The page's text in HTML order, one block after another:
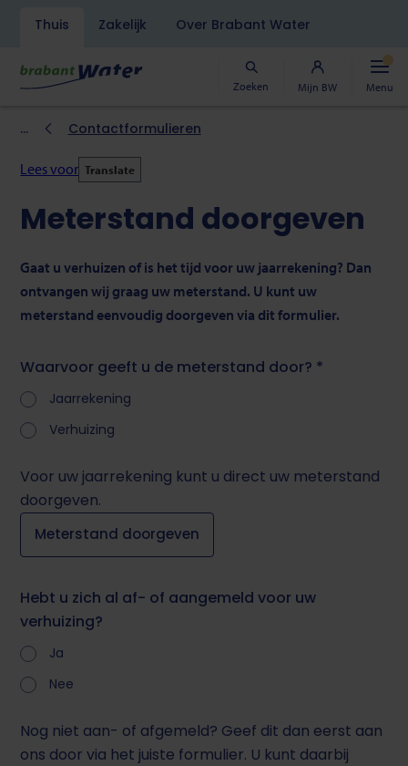
Overslaan
naar
de
gaan
Thuis Zakelijk Over Brabant Water
Zoeken Mijn BW Menu
Kruimelpad
Contactformulieren
Lees voor Translate
Meterstand doorgeven
Gaat u verhuizen of is het tijd voor uw jaarrekening? Dan
ontvangen wij graag uw meterstand. U kunt uw
meterstand eenvoudig doorgeven via dit formulier.
Waarvoor geeft u de meterstand door? *
Jaarrekening
Verhuizing
Voor uw jaarrekening kunt u direct uw meterstand
doorgeven.
Meterstand doorgeven
Hebt u zich al af- of aangemeld voor uw
verhuizing?
Ja
Nee
Nog niet aan- of afgemeld? Geef dit dan eerst aan
ons door via het juiste formulier. U kunt daarbij